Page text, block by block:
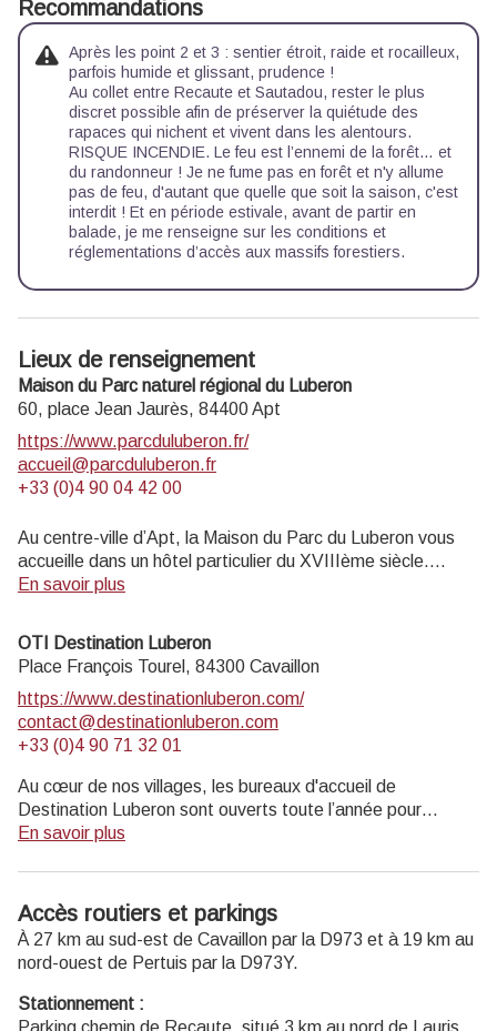
Recommandations
Après les point 2 et 3 : sentier étroit, raide et rocailleux,
parfois humide et glissant, prudence !
Au collet entre Recaute et Sautadou, rester le plus
discret possible afin de préserver la quiétude des
rapaces qui nichent et vivent dans les alentours.
RISQUE INCENDIE. Le feu est l’ennemi de la forêt… et
du randonneur ! Je ne fume pas en forêt et n'y allume
pas de feu, d'autant que quelle que soit la saison, c'est
interdit ! Et en période estivale, avant de partir en
balade, je me renseigne sur les conditions et
réglementations d’accès aux massifs forestiers.
Lieux de renseignement
Maison du Parc naturel régional du Luberon
60, place Jean Jaurès, 84400Apt
https://www.parcduluberon.fr/
accueil@parcduluberon.fr
+33 (0)4 90 04 42 00
Au centre-ville d’Apt, la Maison du Parc du Luberon vous
accueille dans un hôtel particulier du XVIIIème siècle.
Informations touristiques et vente de livres, cartes,
Exposition permanente visite gratuite.
Musée de géologie entrée payante (4 € ; 2€ réduit ; gratuit
moins de 18 ans, scolaires, enseignants).
Ouvert au public lundi, mardi, jeudi 14h-17h30, et mercredi
9h-12h30 et 14h-17h30 (hors jours fériés).
En savoir plus
OTI Destination Luberon
Place François Tourel, 84300 Cavaillon
https://www.destinationluberon.com/
contact@destinationluberon.com
+33 (0)4 90 71 32 01
Au cœur de nos villages, les bureaux d'accueil de
Destination Luberon sont ouverts toute l’année pour
répondre à toutes vos questions.
CAVAILLON
Du 1er avril au 30 septembre : du lundi au samedi et jours
fériés : 9h -12h30 / 14h30-18h.
Du 1er octobre au 31 mars : du lundi au vendredi et jours
fériés : 9h-12h30 / 14h-17h30. Samedi : 9h-12h30.
En savoir plus
Accès routiers et parkings
À 27 km au sud-est de Cavaillon par la D973 et à 19 km au
nord-ouest de Pertuis par la D973Y.
Stationnement :